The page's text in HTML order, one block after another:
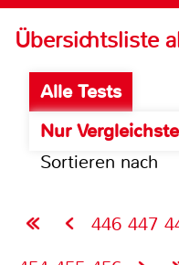
Übersichtsliste
Alle Tests
Nur
Sortieren nach
446 447